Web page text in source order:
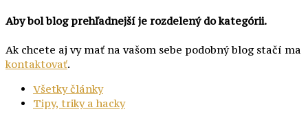
Aby bol blog prehľadnejší je rozdelený do kategórii.
Ak chcete aj vy mať na vašom sebe podobný blog stačí ma
kontaktovať.
Všetky články
Tipy, triky a hacky